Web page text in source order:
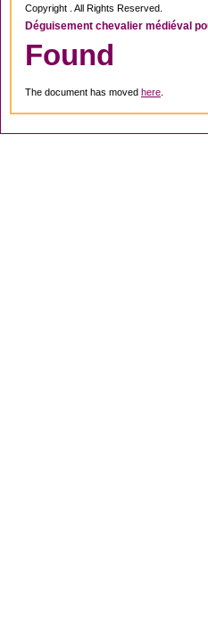
Copyright . All Rights Reserved.
Déguisement chevalier médiéval
Found
The document has moved here